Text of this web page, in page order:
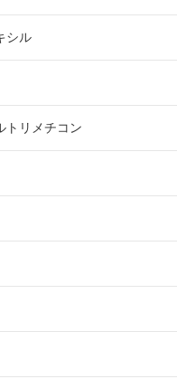
シル
トリメチコン